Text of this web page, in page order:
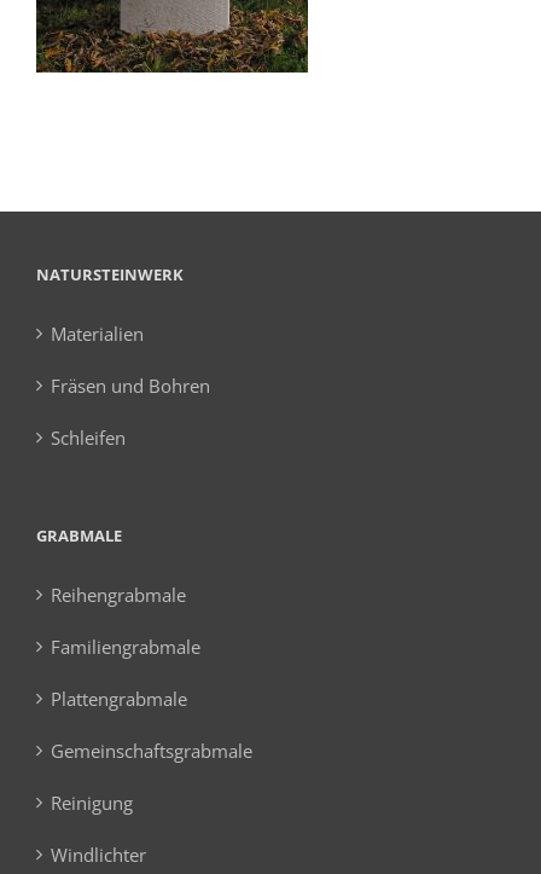
NATURSTEINWERK
Materialien
Fräsen und Bohren
Schleifen
GRABMALE
Reihengrabmale
Familiengrabmale
Plattengrabmale
Gemeinschaftsgrabmale
Reinigung
Windlichter